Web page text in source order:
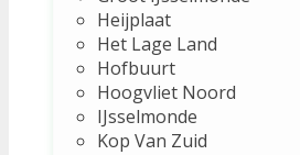
Heijplaat
Het Lage Land
Hofbuurt
Hoogvliet Noord
IJsselmonde
Kop Van Zuid